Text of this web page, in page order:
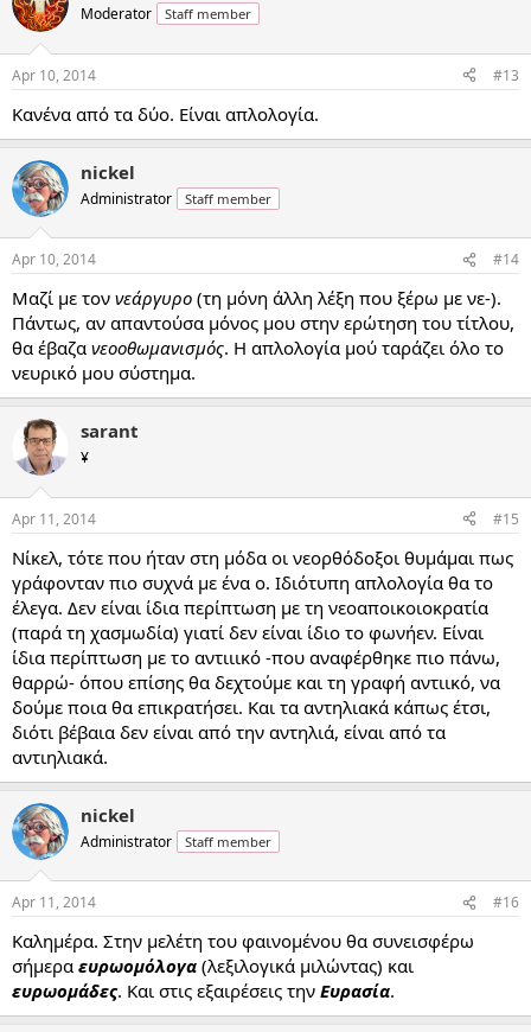
Moderator Staff member
Apr 10, 2014 #13
Κανένα από τα δύο. Είναι απλολογία.
nickel
Administrator Staff member
Apr 10, 2014 #14
Μαζί με τον νεάργυρο (τη μόνη άλλη λέξη που ξέρω με νε-).
Πάντως, αν απαντούσα μόνος μου στην ερώτηση του τίτλου,
θα έβαζα νεοοθωμανισμός. Η απλολογία μού ταράζει όλο το
νευρικό μου σύστημα.
sarant
¥
Apr 11, 2014 #15
Νίκελ, τότε που ήταν στη μόδα οι νεορθόδοξοι θυμάμαι πως
γράφονταν πιο συχνά με ένα ο. Ιδιότυπη απλολογία θα το
έλεγα. Δεν είναι ίδια περίπτωση με τη νεοαποικοιοκρατία
(παρά τη χασμωδία) γιατί δεν είναι ίδιο το φωνήεν. Είναι
ίδια περίπτωση με το αντιιικό -που αναφέρθηκε πιο πάνω,
θαρρώ- όπου επίσης θα δεχτούμε και τη γραφή αντιικό, να
δούμε ποια θα επικρατήσει. Και τα αντηλιακά κάπως έτσι,
διότι βέβαια δεν είναι από την αντηλιά, είναι από τα
αντιηλιακά.
nickel
Administrator Staff member
Apr 11, 2014 #16
Καλημέρα. Στην μελέτη του φαινομένου θα συνεισφέρω
σήμερα ευρωομόλογα (λεξιλογικά μιλώντας) και
ευρωομάδες. Και στις εξαιρέσεις την Ευρασία.